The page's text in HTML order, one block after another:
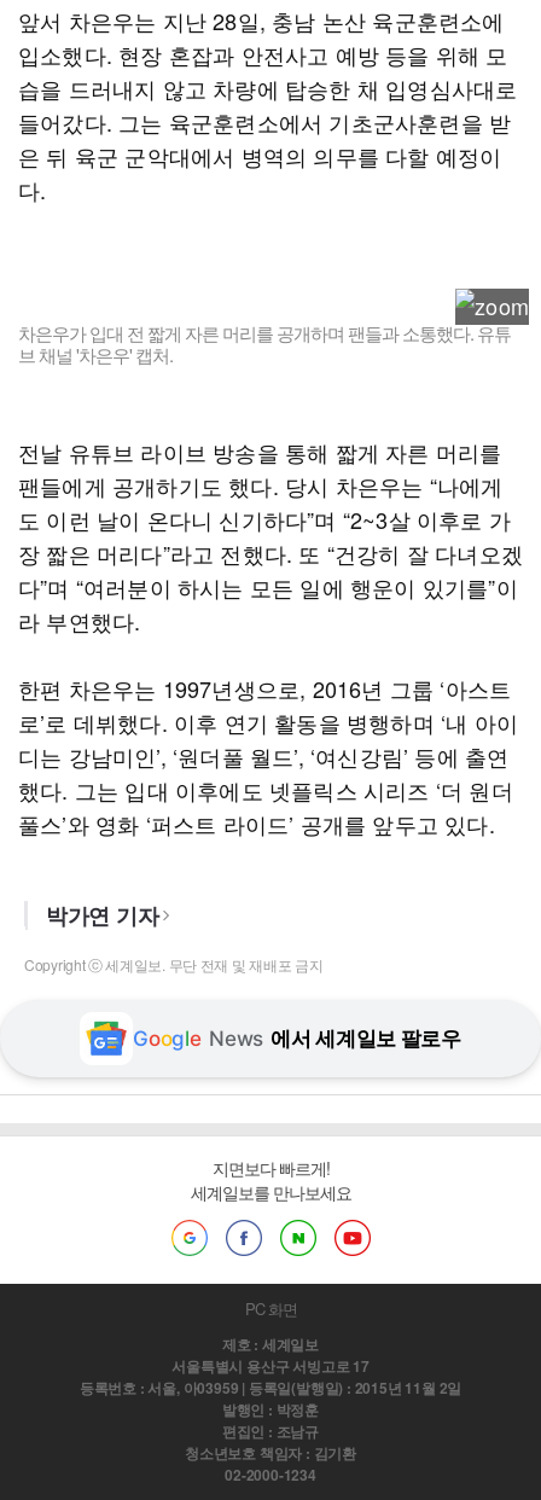
앞서 차은우는 지난 28일, 충남 논산 육군훈련소에
입소했다. 현장 혼잡과 안전사고 예방 등을 위해 모
습을 드러내지 않고 차량에 탑승한 채 입영심사대로
들어갔다. 그는 육군훈련소에서 기초군사훈련을 받
은 뒤 육군 군악대에서 병역의 의무를 다할 예정이
다.
차은우가 입대 전 짧게 자른 머리를 공개하며 팬들과 소통했다. 유튜
브 채널 '차은우' 캡처.
전날 유튜브 라이브 방송을 통해 짧게 자른 머리를
팬들에게 공개하기도 했다. 당시 차은우는 “나에게
도 이런 날이 온다니 신기하다”며 “2~3살 이후로 가
장 짧은 머리다”라고 전했다. 또 “건강히 잘 다녀오겠
다”며 “여러분이 하시는 모든 일에 행운이 있기를”이
라 부연했다.
한편 차은우는 1997년생으로, 2016년 그룹 ‘아스트
로’로 데뷔했다. 이후 연기 활동을 병행하며 ‘내 아이
디는 강남미인’, ‘원더풀 월드’, ‘여신강림’ 등에 출연
했다. 그는 입대 이후에도 넷플릭스 시리즈 ‘더 원더
풀스’와 영화 ‘퍼스트 라이드’ 공개를 앞두고 있다.
박가연 기자
Copyright ⓒ 세계일보. 무단 전재 및 재배포 금지
Google News 에서 세계일보 팔로우
지면보다 빠르게!
세계일보를 만나보세요
PC 화면
제호 : 세계일보
서울특별시 용산구 서빙고로 17
등록번호 : 서울, 아03959 | 등록일(발행일) : 2015년 11월 2일
발행인 : 박정훈
편집인 : 조남규
청소년보호 책임자 : 김기환
02-2000-1234